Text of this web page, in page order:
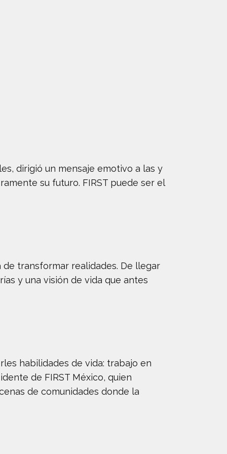
dirigió un mensaje emotivo a las y
su futuro. FIRST puede ser el
transformar realidades. De llegar
y una visión de vida que antes
habilidades de vida: trabajo en
de FIRST México, quien
de comunidades donde la